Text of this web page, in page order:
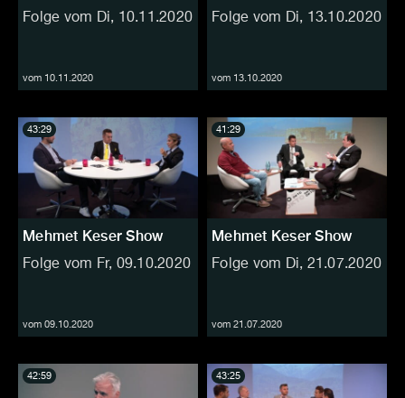
Folge vom Di, 10.11.2020
vom 10.11.2020
Folge vom Di, 13.10.2020
vom 13.10.2020
Mehmet Keser Show
Folge vom Fr, 09.10.2020
vom 09.10.2020
43:29
Mehmet Keser Show
Folge vom Di, 21.07.2020
vom 21.07.2020
41:29
42:59 43:25